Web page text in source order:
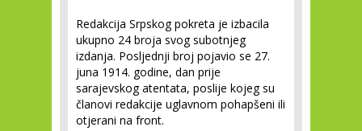
Redakcija Srpskog pokreta je izbacila
ukupno 24 broja svog subotnjeg
izdanja. Posljednji broj pojavio se 27.
juna 1914. godine, dan prije
sarajevskog atentata, poslije kojeg su
članovi redakcije uglavnom pohapšeni ili
otjerani na front.